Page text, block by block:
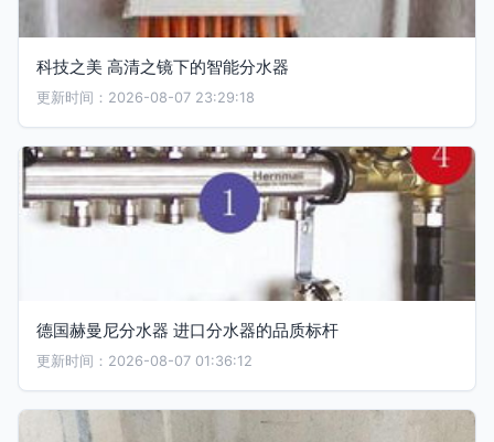
科技之美 高清之镜下的智能分水器
更新时间：2026-08-07 23:29:18
德国赫曼尼分水器 进口分水器的品质标杆
更新时间：2026-08-07 01:36:12